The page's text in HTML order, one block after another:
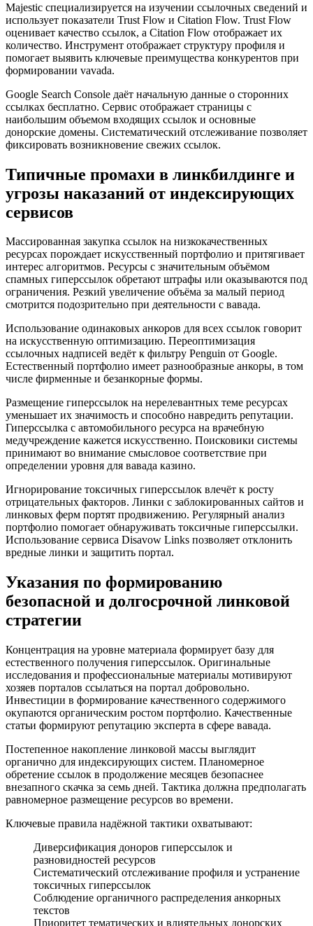
Majestic специализируется на изучении ссылочных сведений и
использует показатели Trust Flow и Citation Flow. Trust Flow
оценивает качество ссылок, а Citation Flow отображает их
количество. Инструмент отображает структуру профиля и
помогает выявить ключевые преимущества конкурентов при
формировании vavada.
Google Search Console даёт начальную данные о сторонних
ссылках бесплатно. Сервис отображает страницы с
наибольшим объемом входящих ссылок и основные
донорские домены. Систематический отслеживание позволяет
фиксировать возникновение свежих ссылок.
Типичные промахи в линкбилдинге и
угрозы наказаний от индексирующих
сервисов
Массированная закупка ссылок на низкокачественных
ресурсах порождает искусственный портфолио и притягивает
интерес алгоритмов. Ресурсы с значительным объёмом
спамных гиперссылок обретают штрафы или оказываются под
ограничения. Резкий увеличение объёма за малый период
смотрится подозрительно при деятельности с вавада.
Использование одинаковых анкоров для всех ссылок говорит
на искусственную оптимизацию. Переоптимизация
ссылочных надписей ведёт к фильтру Penguin от Google.
Естественный портфолио имеет разнообразные анкоры, в том
числе фирменные и безанкорные формы.
Размещение гиперссылок на нерелевантных теме ресурсах
уменьшает их значимость и способно навредить репутации.
Гиперссылка с автомобильного ресурса на врачебную
медучреждение кажется искусственно. Поисковики системы
принимают во внимание смысловое соответствие при
определении уровня для вавада казино.
Игнорирование токсичных гиперссылок влечёт к росту
отрицательных факторов. Линки с заблокированных сайтов и
линковых ферм портят продвижению. Регулярный анализ
портфолио помогает обнаруживать токсичные гиперссылки.
Использование сервиса Disavow Links позволяет отклонить
вредные линки и защитить портал.
Указания по формированию
безопасной и долгосрочной линковой
стратегии
Концентрация на уровне материала формирует базу для
естественного получения гиперссылок. Оригинальные
исследования и профессиональные материалы мотивируют
хозяев порталов ссылаться на портал добровольно.
Инвестиции в формирование качественного содержимого
окупаются органическим ростом портфолио. Качественные
статьи формируют репутацию эксперта в сфере вавада.
Постепенное накопление линковой массы выглядит
органично для индексирующих систем. Планомерное
обретение ссылок в продолжение месяцев безопаснее
внезапного скачка за семь дней. Тактика должна предполагать
равномерное размещение ресурсов во времени.
Ключевые правила надёжной тактики охватывают:
Диверсификация доноров гиперссылок и
разновидностей ресурсов
Систематический отслеживание профиля и устранение
токсичных гиперссылок
Соблюдение органичного распределения анкорных
текстов
Приоритет тематических и влиятельных донорских